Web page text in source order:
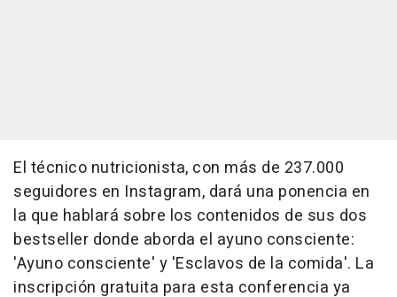
El técnico nutricionista, con más de 237.000
seguidores en Instagram, dará una ponencia en
la que hablará sobre los contenidos de sus dos
bestseller donde aborda el ayuno consciente:
'Ayuno consciente' y 'Esclavos de la comida'. La
inscripción gratuita para esta conferencia ya